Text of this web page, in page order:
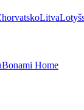
Litva
Bonami Home